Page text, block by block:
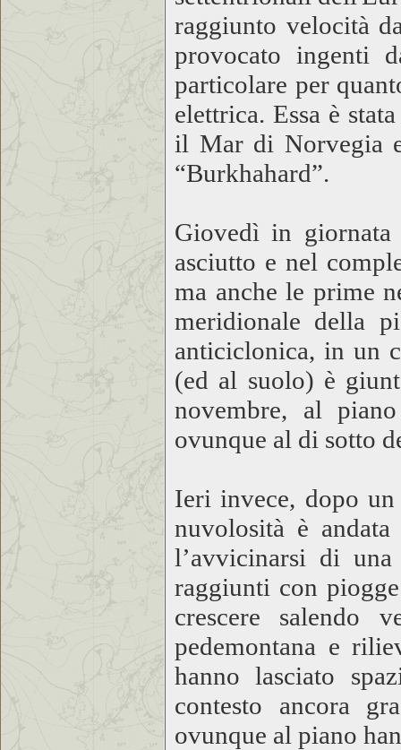
raggiunto velocità
provocato ingenti
particolare per
elettrica. Essa è
il Mar di Norvegia
“Burkhahard”.
Giovedì in
asciutto e nel
ma anche le prime
meridionale della
anticiclonica, in un
(ed al suolo) è
novembre, al
ovunque al di sotto
Ieri invece, dopo
nuvolosità è
l’avvicinarsi di
raggiunti con
crescere salendo
pedemontana e
hanno lasciato
contesto ancora
ovunque al piano